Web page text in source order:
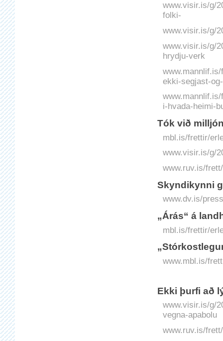
www.visir.is/g/
folki-
www.visir.is/g/
www.visir.is/g/
hrydju-verk
ekki-segjast-
i-hvada-heimi-
Tók við
mbl.is/frettir/
www.visir.is/g/
www.ruv.is/
Skyndikynni
www.dv.is/
„Árás“ á
mbl.is/frettir/
www.mbl.is/
Ekki þurfi að
www.visir.is/g/
vegna-apabolu
www.ruv.is/